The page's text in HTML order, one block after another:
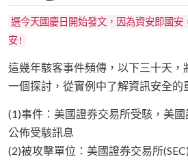
選今天國慶日開始發文，因為資安即國安
安!
這幾年駭客事件頻傳，以下三十天，
一個探討，從實例中了解資訊安全的
(1)事件：美國證券交易所受駭，美
公佈受駭訊息
(2)被攻擊單位：美國證券交易所(SEC)